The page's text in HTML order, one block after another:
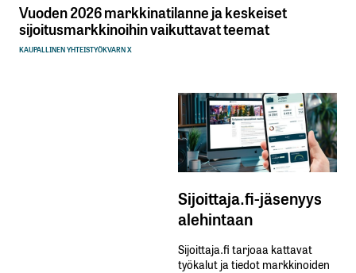
Vuoden 2026 markkinatilanne ja keskeiset
sijoitusmarkkinoihin vaikuttavat teemat
KAUPALLINEN YHTEISTYÖKVARN X
Sijoittaja.fi-jäsenyys
alehintaan
Sijoittaja.fi tarjoaa kattavat
työkalut ja tiedot markkinoiden